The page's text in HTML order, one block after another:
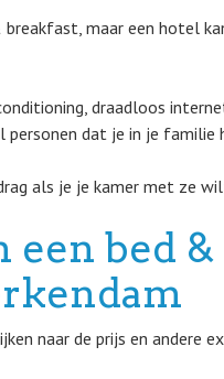
maar een hotel
draadloos
personen dat je in je familie
als je je kamer met ze
een bed &
naar de prijs en andere